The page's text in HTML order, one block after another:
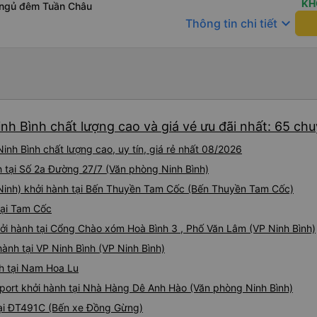
động đề nghị đưa chúng
giúp tiết kiệm thời gian và tránh phiền
thoải mái cho cả gia đình.
đêm Tuần Châu
Thông tin chi tiết keyboard_arrow_down
Bình chất lượng cao và giá vé ưu đãi nhất: 65
Bình chất lượng cao, uy tín, giá rẻ nhất 08/2026
tại Số 2a Đường 27/7 (Văn phòng Ninh Bình)
khởi hành tại Bến Thuyền Tam Cốc (Bến Thuyền Tam Cốc)
Tam Cốc
hành tại Cổng Chào xóm Hoà Bình 3 , Phố Văn Lâm (VP Ninh Bình)
tại VP Ninh Bình (VP Ninh Bình)
tại Nam Hoa Lu
khởi hành tại Nhà Hàng Dê Anh Hào (Văn phòng Ninh Bình)
ĐT491C (Bến xe Đồng Gừng)